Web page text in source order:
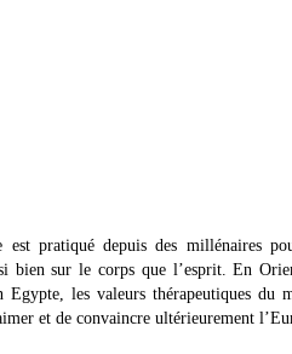
est pratiqué depuis des millénaires
bien sur le corps que l’esprit. En
les valeurs thérapeutiques du
et de convaincre ultérieurement